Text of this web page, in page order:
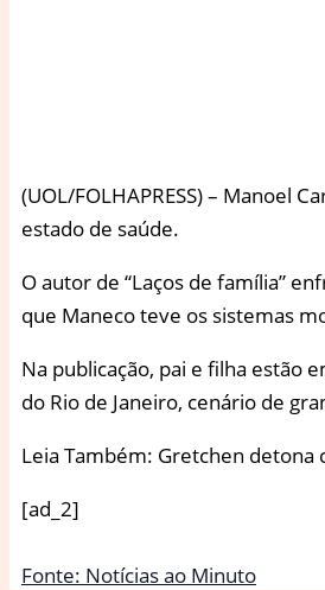
(UOL/FOLHAPRESS) – Manoel
estado de saúde.
O autor de “Laços de família”
que Maneco teve os sistemas
Na publicação, pai e filha estão
do Rio de Janeiro, cenário de
Leia Também: Gretchen detona
[ad_2]
Fonte: Notícias ao Minuto